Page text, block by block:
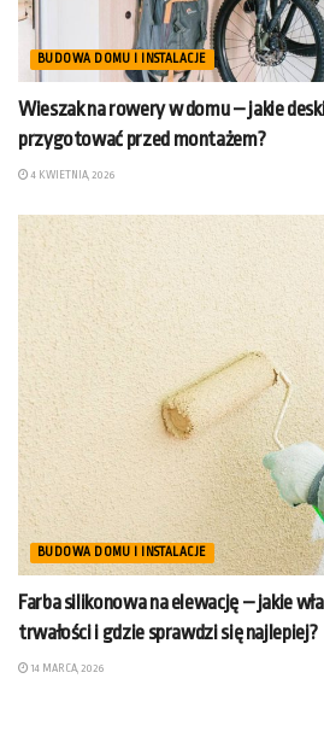
BUDOWA DOMU I INSTALACJE
Wieszak na rowery w domu – jakie
przygotować przed montażem?
4 KWIETNIA, 2026
BUDOWA DOMU I INSTALACJE
Farba silikonowa na elewację – jakie
trwałości i gdzie sprawdzi się najlepiej?
14 MARCA, 2026